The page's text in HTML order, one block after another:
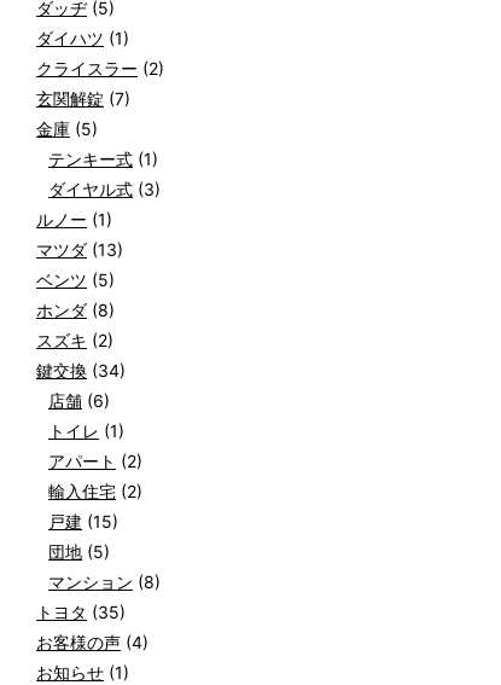
ダッヂ(5)
ダイハツ (1)
クライスラー (2)
玄関解錠 (7)
金庫 (5)
テンキー式 (1)
ダイヤル式 (3)
ルノー (1)
マツダ (13)
ベンツ (5)
ホンダ (8)
スズキ (2)
鍵交換 (34)
店舗 (6)
トイレ (1)
アパート (2)
輸入住宅 (2)
戸建 (15)
団地 (5)
マンション (8)
トヨタ (35)
お客様の声 (4)
お知らせ (1)